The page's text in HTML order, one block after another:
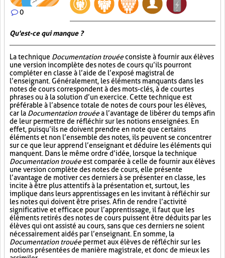
0
Qu'est-ce qui manque ?
La technique Documentation trouéeconsiste à fournir aux élèves
une version incomplète des notes de cours qu’ils pourront
compléter en classe à l’aide de l’exposé magistral de
l’enseignant. Généralement, les éléments manquants dans les
notes de cours correspondent à des mots-clés, à de courtes
phrases ou à la solution d’un exercice. Cette technique est
préférable à l’absence totale de notes de cours pour les élèves,
car la Documentation trouéea l’avantage de libérer du temps afin
de leur permettre de réfléchir sur les notions enseignées. En
effet, puisqu’ils ne doivent prendre en note que certains
éléments et non l’ensemble des notes, ils peuvent se concentrer
sur ce que leur apprend l’enseignant et déduire les éléments qui
manquent. Dans le même ordre d’idée, lorsque la technique
Documentation trouéeest comparée à celle de fournir aux élèves
une version complète des notes de cours, elle présente
l’avantage de motiver ces derniers à se présenter en classe, les
incite à être plus attentifs à la présentation et, surtout, les
implique dans leurs apprentissages en les invitant à réfléchir sur
les notes qui doivent être prises. Afin de rendre l’activité
significative et efficace pour l’apprentissage, il faut que les
éléments retirés des notes de cours puissent être déduits par les
élèves qui ont assisté au cours, sans que ces derniers ne soient
nécessairement aidés par l’enseignant. En somme, la
Documentation trouéepermet aux élèves de réfléchir sur les
notions présentées de manière magistrale, et donc de mieux les